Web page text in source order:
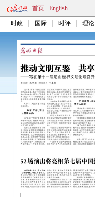
首页 English
时政 国际 时评 理论